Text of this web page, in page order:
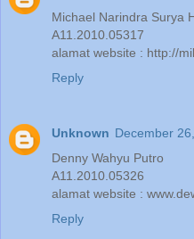
Michael Narindra Surya
A11.2010.05317
alamat website : http://
Reply
Unknown December
Denny Wahyu Putro
A11.2010.05326
alamat website :
Reply